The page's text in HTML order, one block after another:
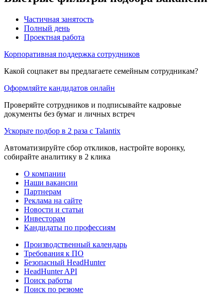
Частичная занятость
Полный день
Проектная работа
Корпоративная поддержка сотрудников
Какой соцпакет вы предлагаете семейным сотрудникам?
Оформляйте кандидатов онлайн
Проверяйте сотрудников и подписывайте кадровые
документы без бумаг и личных встреч
Ускорьте подбор в 2 раза с Talantix
Автоматизируйте сбор откликов, настройте воронку,
собирайте аналитику в 2 клика
О компании
Наши вакансии
Партнерам
Реклама на сайте
Новости и статьи
Инвесторам
Кандидаты по профессиям
Производственный календарь
Требования к ПО
Безопасный HeadHunter
HeadHunter API
Поиск работы
Поиск по резюме